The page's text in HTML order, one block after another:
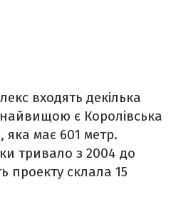
входять декілька
є Королівська
має 601 метр.
тривало з 2004 до
проекту склала 15